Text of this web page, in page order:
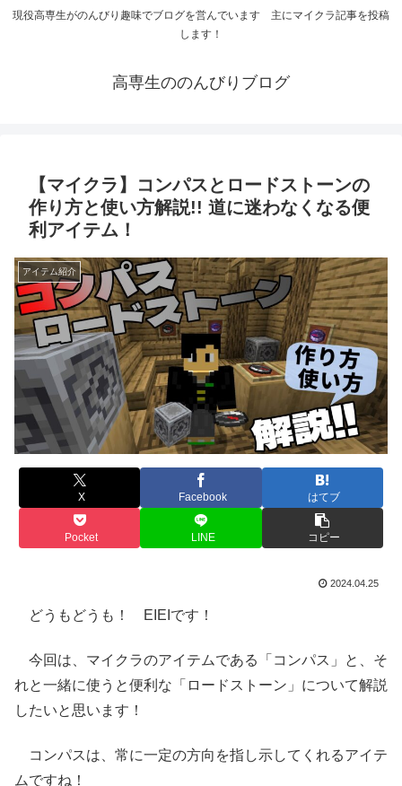
現役高専生がのんびり趣味でブログを営んでいます 主にマイクラ記事を投稿
します！
高専生ののんびりブログ
【マイクラ】コンパスとロードストーンの
作り方と使い方解説!! 道に迷わなくなる便
利アイテム！
アイテム紹介
X Facebook はてブ
Pocket LINE コピー
2024.04.25
どうもどうも！ EIEIです！
今回は、マイクラのアイテムである「コンパス」と、そ
れと一緒に使うと便利な「ロードストーン」について解説
したいと思います！
コンパスは、常に一定の方向を指し示してくれるアイテ
ムですね！